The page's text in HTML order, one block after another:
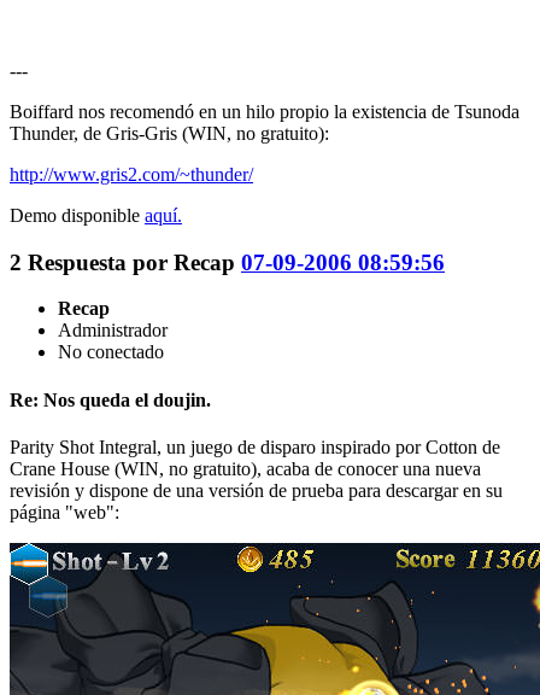
---
Boiffard nos recomendó en un hilo propio la existencia de Tsunoda
Thunder, de Gris-Gris (WIN, no gratuito):
http://www.gris2.com/~thunder/
Demo disponible aquí.
2 Respuesta por Recap 07-09-2006 08:59:56
Recap
Administrador
No conectado
Re: Nos queda el doujin.
Parity Shot Integral, un juego de disparo inspirado por Cotton de
Crane House (WIN, no gratuito), acaba de conocer una nueva
revisión y dispone de una versión de prueba para descargar en su
página "web":